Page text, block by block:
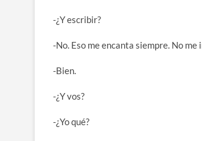
-¿Y escribir?
-No. Eso me encanta siempre. No
-Bien.
-¿Y vos?
-¿Yo qué?